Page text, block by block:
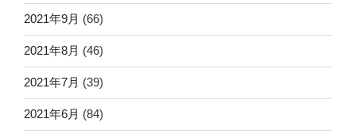
2021年9月 (66)
2021年8月 (46)
2021年7月 (39)
2021年6月 (84)